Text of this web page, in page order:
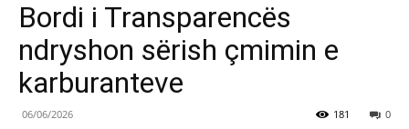
Bordi i Transparencës
ndryshon sërish çmimin e
karburanteve
06/06/2026 0
181